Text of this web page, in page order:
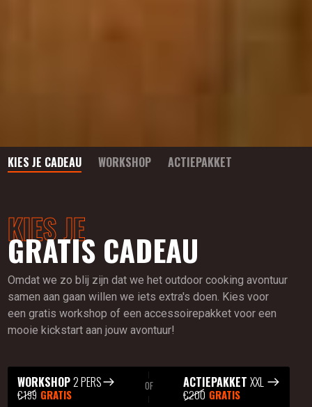
KIES JE CADEAU WORKSHOP ACTIEPAKKET
KIES JE
GRATIS CADEAU
Omdat we zo blij zijn dat we het outdoor cooking avontuur
samen aan gaan willen we iets extra's doen. Kies voor
een gratis workshop of een accessoirepakket voor een
mooie kickstart aan jouw avontuur!
WORKSHOP2 PERS
€199 GRATIS
OF ACTIEPAKKETXXL
€200 GRATIS